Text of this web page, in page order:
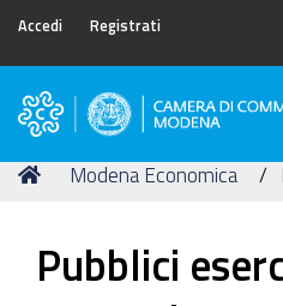
Accedi Registrati
Camera
Commercio
Tu
Home
Modena Economica
Pubblici